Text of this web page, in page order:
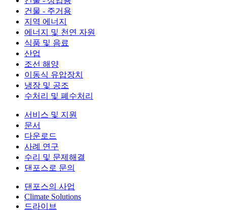
건물 - 주거용
지역 에너지
에너지 및 천연 자원
식품 및 음료
산업
조선 해양
이동식 유압장치
냉장 및 공조
수처리 및 폐수처리
서비스 및 지원
문서
다운로드
사례 연구
수리 및 문제해결
댄포스로 문의
댄포스의 사업
Climate Solutions
드라이브